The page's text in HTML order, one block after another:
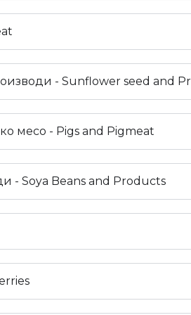
- Sunflower seed and
месо - Pigs and Pigmeat
- Soya Beans and Products